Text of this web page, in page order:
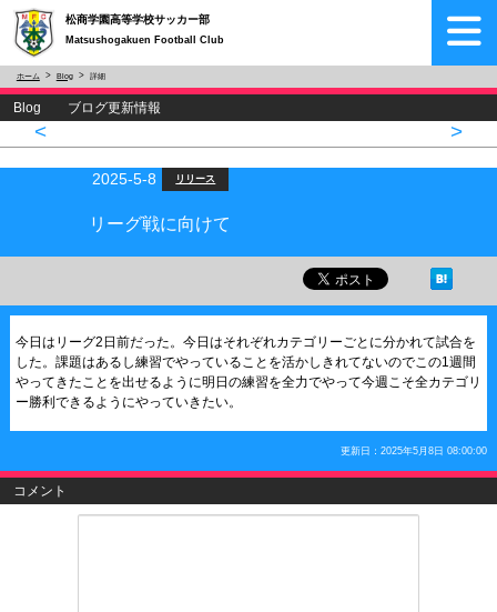
松商学園高等学校サッカー部
Matsushogakuen Football Club
ホーム Blog 詳細
Blog ブログ更新情報
< >
2025-5-8 リリース
リーグ戦に向けて
今日はリーグ2日前だった。今日はそれぞれカテゴリーごとに分かれて試合を
した。課題はあるし練習でやっていることを活かしきれてないのでこの1週間
やってきたことを出せるように明日の練習を全力でやって今週こそ全カテゴリ
ー勝利できるようにやっていきたい。
更新日：2025年5月8日 08:00:00
コメント